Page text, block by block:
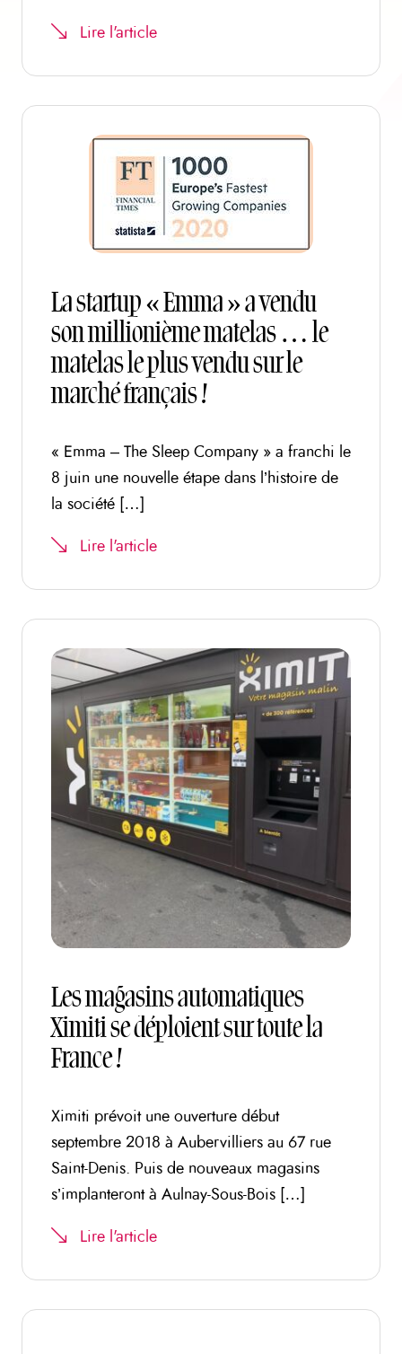
Lire l'article
La startup « Emma » a vendu
son millionième matelas … le
matelas le plus vendu sur le
marché français !
« Emma – The Sleep Company » a franchi le
8 juin une nouvelle étape dans l’histoire de
la société […]
Lire l'article
Les magasins automatiques
Ximiti se déploient sur toute la
France !
Ximiti prévoit une ouverture début
septembre 2018 à Aubervilliers au 67 rue
Saint-Denis. Puis de nouveaux magasins
s’implanteront à Aulnay-Sous-Bois […]
Lire l'article